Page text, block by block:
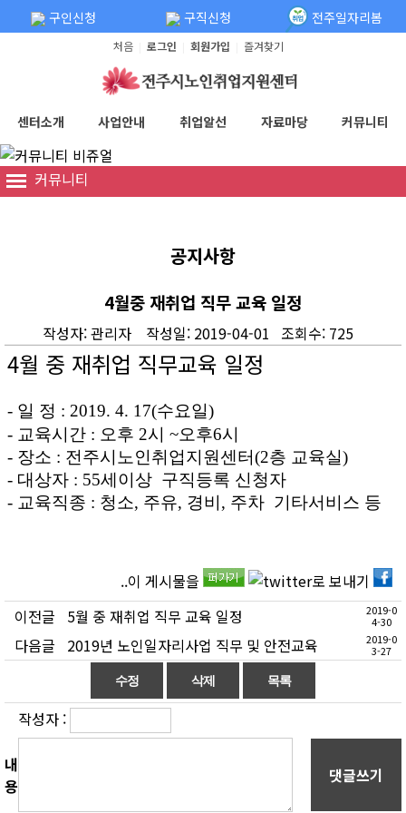
탑메뉴 바로가기
본문 바로가기
구인신청 구직신청 전주일자리봄
처음 로그인 회원가입 즐겨찾기
센터소개 사업안내 취업알선 자료마당 커뮤니티
커뮤니티
공지사항
4월중 재취업 직무 교육 일정
작성자: 관리자 작성일: 2019-04-01 조회수: 725
4월 중 재취업 직무교육 일정
- 일 정 : 2019. 4. 17(수요일)
- 교육시간 : 오후 2시 ~오후6시
- 장소 : 전주시노인취업지원센터(2층 교육실)
- 대상자 : 55세이상 구직등록 신청자
- 교육직종 : 청소, 주유, 경비, 주차 기타서비스 등
..이 게시물을
이전글
5월 중 재취업 직무 교육 일정
2019-0
4-30
다음글 2019년 노인일자리사업 직무 및 안전교육
2019-0
3-27
작성자 :
내
용
댓글쓰기